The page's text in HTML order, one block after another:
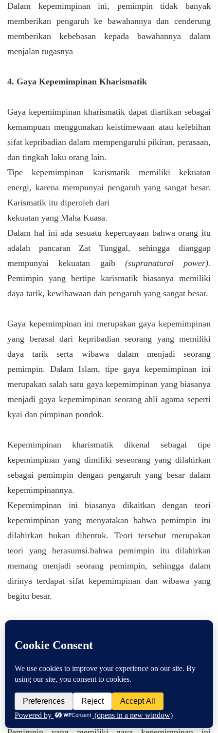
Dalam kepemimpinan ini, pemimpin tidak banyak
memberikan pengaruh ke bawahannya dan cenderung
memberikan kebebasan kepada bawahannya dalam
menjalan tugasnya
4. Gaya Kepemimpinan Kharismatik
Gaya kepemimpinan kharismatik dapat diartikan sebagai
kemampuan menggunakan keistimewaan atau kelebihan
sifat kepribadian dalam mempengaruhi pikiran, perasaan,
dan tingkah laku orang lain.
Tipe kepemimpinan karismatik memiliki kekuatan
energi, karena mempunyai pengaruh yang sangat besar.
Karismatik itu diperoleh dari
kekuatan yang Maha Kuasa.
Dalam hal ini ada sesuatu kepercayaan bahwa orang itu
adalah pancaran Zat Tunggal, sehingga dianggap
mempunyai kekuatan gaib (supranatural power).
Pemimpin yang bertipe karismatik biasanya memiliki
daya tarik, kewibawaan dan pengaruh yang sangat besar.
Gaya kepemimpinan ini merupakan gaya kepemimpinan
yang berasal dari kepribadian seorang yang memiliki
daya tarik serta wibawa dalam menjadi seorang
pemimpin. Dalam Islam, tipe gaya kepemimpinan ini
merupakan salah satu gaya kepemimpinan yang biasanya
menjadi gaya kepemimpinan seorang ahli agama seperti
kyai dan pimpinan pondok.
Kepemimpinan kharismatik dikenal sebagai tipe
kepemimpinan yang dimiliki seseorang yang dilahirkan
sebagai pemimpin dengan pengaruh yang besar dalam
kepemimpinannya.
Kepemimpinan ini biasanya dikaitkan dengan teori
kepemimpinan yang menyatakan bahwa pemimpin itu
dilahirkan bukan dibentuk. Teori tersebut merupakan
teori yang berasumsi.bahwa pemimpin itu dilahirkan
memang menjadi seorang pemimpin, sehingga dalam
dirinya terdapat sifat kepemimpinan dan wibawa yang
begitu besar.
yang membutuhkan tindakan memotivasi para bawahan
agar bersedia bekerja demi sasaran-sasaran yang bersifat
tingkat tinggi yang dianggap melampaui kepentingan
pribadinya pada saat itu.